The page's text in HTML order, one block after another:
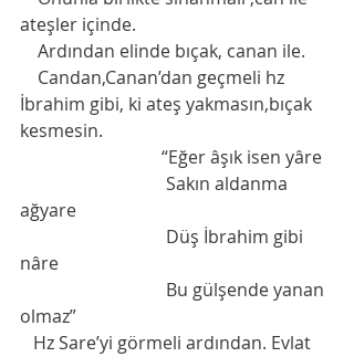
ateşler içinde.
    Ardından elinde bıçak, canan ile.
İbrahim gibi, ki ateş yakmasın,bıçak
kesmesin.
                                “Eğer âşık isen yâre
ağyare
nâre
olmaz”